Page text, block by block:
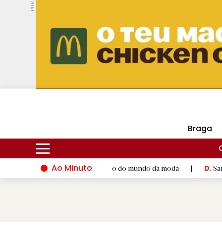
PUB.
Hoje 17ºC 30ºC DMtv
Braga
Ao Minuto
ao talento e à inovação do mundo da moda | D.Santiago de